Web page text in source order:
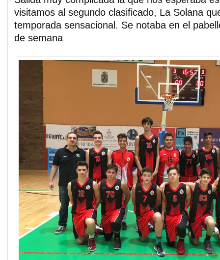
visitamos al segundo clasificado, La Solana
temporada sensacional. Se notaba en el
de semana